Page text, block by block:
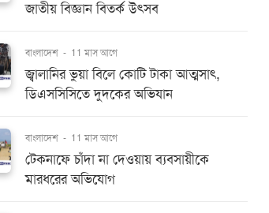
জাতীয় বিজ্ঞান বিতর্ক উৎসব
বাংলাদেশ - 11 মাস আগে
জ্বালানির ভুয়া বিলে কোটি টাকা আত্মসাৎ,
ডিএসসিসিতে দুদকের অভিযান
বাংলাদেশ - 11 মাস আগে
টেকনাফে চাঁদা না দেওয়ায় ব্যবসায়ীকে
মারধরের অভিযোগ